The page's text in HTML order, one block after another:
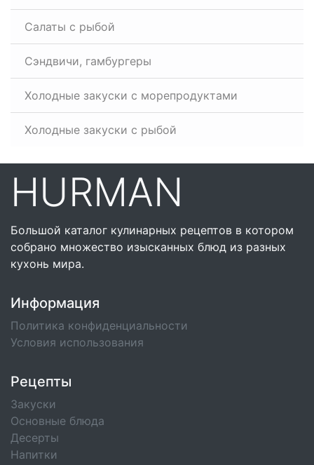
Салаты с рыбой
Сэндвичи, гамбургеры
Холодные закуски с морепродуктами
Холодные закуски с рыбой
HURMAN
Большой каталог кулинарных рецептов в котором
собрано множество изысканных блюд из разных
кухонь мира.
Информация
Политика конфиденциальности
Условия использования
Рецепты
Закуски
Основные блюда
Десерты
Напитки